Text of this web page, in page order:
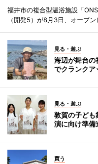
福井市の複合型温浴施設「
（開発5）が8月3日、オープン
見る・遊ぶ
海辺が舞台
でクランクア
見る・遊ぶ
敦賀の子ど
演に向け準備
買う